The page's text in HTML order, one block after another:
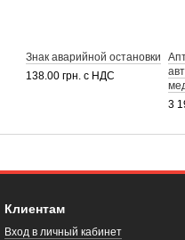
Знак аварийной остановки
138.00 грн. с НДС
3
Клиентам
Вход в личный кабинет